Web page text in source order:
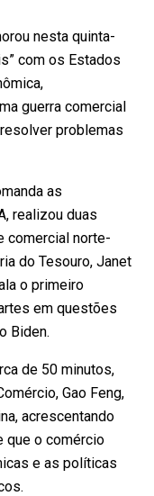
nesta quinta-
com os Estados
guerra comercial
problemas
as
realizou duas
comercial norte-
do Tesouro, Janet
o primeiro
em questões
Biden.
de 50 minutos,
Gao Feng,
acrescentando
que o comércio
e as políticas